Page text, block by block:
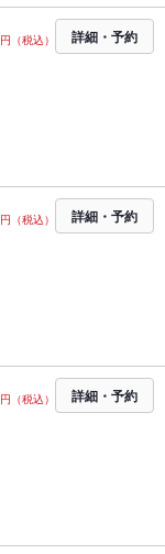
円（税込） 詳細・予約
円（税込） 詳細・予約
円（税込） 詳細・予約